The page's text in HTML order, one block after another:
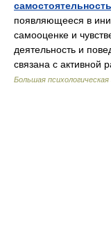
самостоятельность
появляющееся в
самооценке и
деятельность и
связана с активной
Большая психологическая